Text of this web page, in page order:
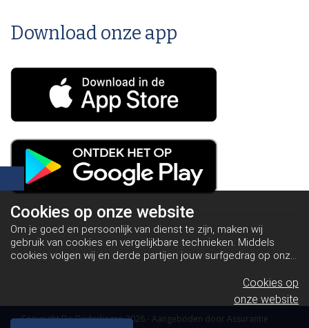
Download onze app
Copyright De Onderlingen 2026 - Aangeboden door Assurantie
Cookies op onze website
Om je goed en persoonlijk van dienst te zijn, maken wij
gebruik van cookies en vergelijkbare technieken. Middels
cookies volgen wij en derde partijen jouw surfgedrag op onze
en dit maakt het voor jou mogelijk om informatie te delen via
Cookies op
onze website